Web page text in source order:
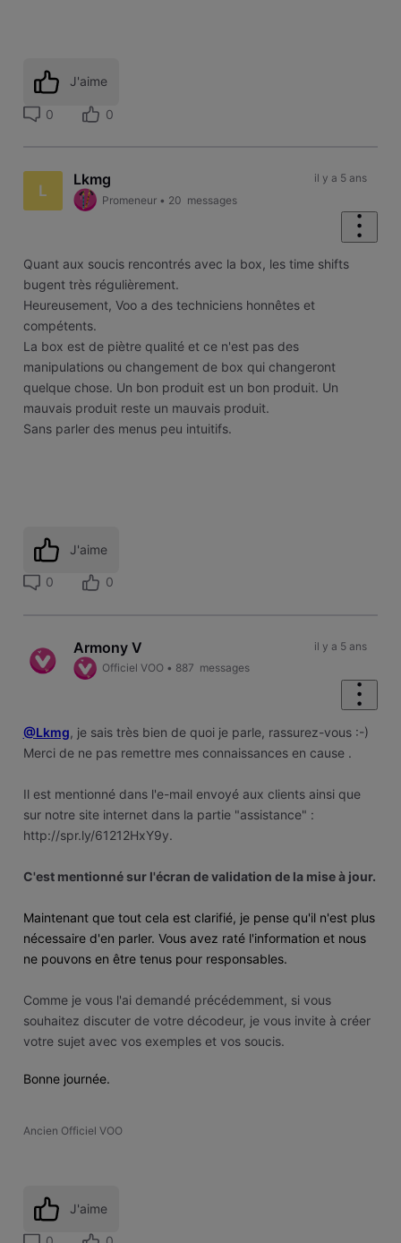
J'aime
0 0
L
Lkmg
Promeneur • 20 messages
il y a 5 ans
Quant aux soucis rencontrés avec la box, les time shifts
bugent très régulièrement.
Heureusement, Voo a des techniciens honnêtes et
compétents.
La box est de piètre qualité et ce n'est pas des
manipulations ou changement de box qui changeront
quelque chose. Un bon produit est un bon produit. Un
mauvais produit reste un mauvais produit.
Sans parler des menus peu intuitifs.
J'aime
0 0
Armony V
Officiel VOO • 887 messages
il y a 5 ans
@Lkmg, je sais très bien de quoi je parle, rassurez-vous :-)
Merci de ne pas remettre mes connaissances en cause .
Il est mentionné dans l'e-mail envoyé aux clients ainsi que
sur notre site internet dans la partie "assistance" :
http://spr.ly/61212HxY9y.
C'est mentionné sur l'écran de validation de la mise à jour.
Maintenant que tout cela est clarifié, je pense qu'il n'est plus
nécessaire d'en parler. Vous avez raté l'information et nous
ne pouvons en être tenus pour responsables.
Comme je vous l'ai demandé précédemment, si vous
souhaitez discuter de votre décodeur, je vous invite à créer
votre sujet avec vos exemples et vos soucis.
Bonne journée.
Ancien Officiel VOO
J'aime